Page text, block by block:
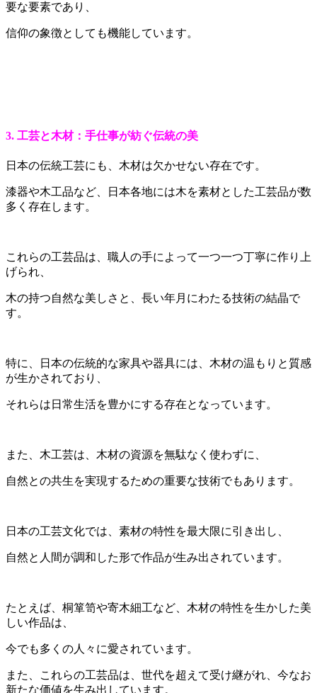
要な要素であり、
信仰の象徴としても機能しています。
3. 工芸と木材：手仕事が紡ぐ伝統の美
日本の伝統工芸にも、木材は欠かせない存在です。
漆器や木工品など、日本各地には木を素材とした工芸品が数
多く存在します。
これらの工芸品は、職人の手によって一つ一つ丁寧に作り上
げられ、
木の持つ自然な美しさと、長い年月にわたる技術の結晶で
す。
特に、日本の伝統的な家具や器具には、木材の温もりと質感
が生かされており、
それらは日常生活を豊かにする存在となっています。
また、木工芸は、木材の資源を無駄なく使わずに、
自然との共生を実現するための重要な技術でもあります。
日本の工芸文化では、素材の特性を最大限に引き出し、
自然と人間が調和した形で作品が生み出されています。
たとえば、桐箪笥や寄木細工など、木材の特性を生かした美
しい作品は、
今でも多くの人々に愛されています。
また、これらの工芸品は、世代を超えて受け継がれ、今なお
新たな価値を生み出しています。